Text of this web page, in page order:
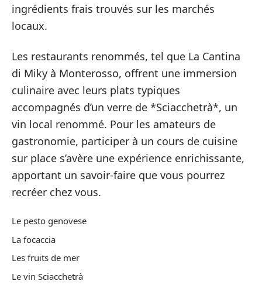
ingrédients frais trouvés sur les marchés
locaux.
Les restaurants renommés, tel que La Cantina
di Miky à Monterosso, offrent une immersion
culinaire avec leurs plats typiques
accompagnés d’un verre de *Sciacchetrà*, un
vin local renommé. Pour les amateurs de
gastronomie, participer à un cours de cuisine
sur place s’avère une expérience enrichissante,
apportant un savoir-faire que vous pourrez
recréer chez vous.
Le pesto genovese
La focaccia
Les fruits de mer
Le vin Sciacchetrà